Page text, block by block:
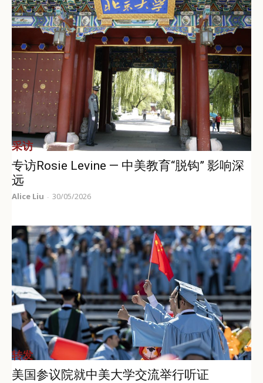
采访
专访Rosie Levine — 中美教育“脱钩” 影响深
远
Alice Liu - 30/05/2026
转发
美国参议院就中美大学交流举行听证